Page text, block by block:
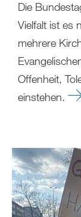
Die
Vielfalt ist es
mehrere
Offenheit,
einstehen.